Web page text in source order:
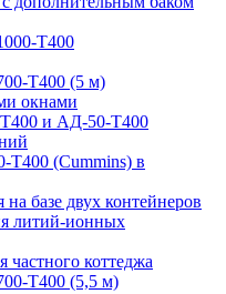
Т400
Т400 (5 м)
окнами
и АД-50-Т400
Т400 (Cummins) в
базе двух контейнеров
литий-ионных
частного коттеджа
Т400 (5,5 м)